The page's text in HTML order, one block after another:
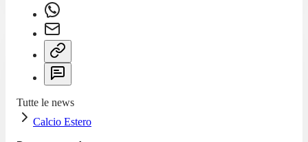
Tutte le news
Calcio Estero